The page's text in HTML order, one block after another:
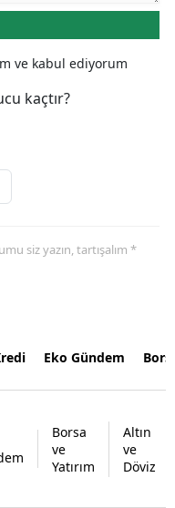
ve kabul ediyorum
kaçtır?
siz yazın, tartışalım *
Eko Gündem
Borsa
ve
Yatırım
Altın
ve
Döviz